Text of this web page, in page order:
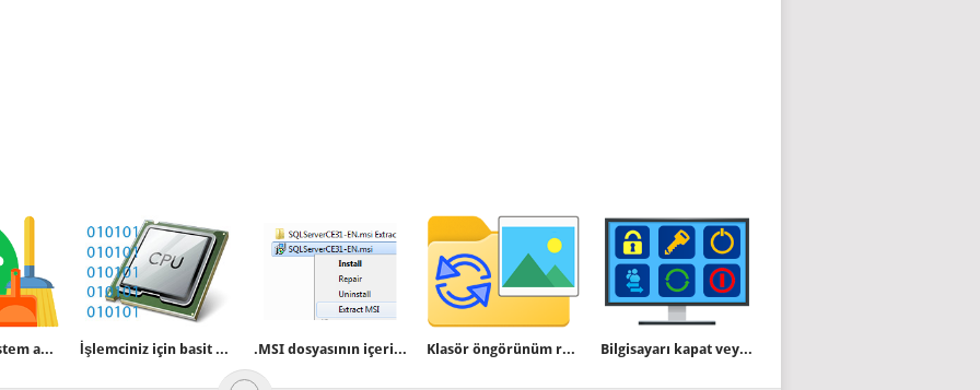
Spotify her sistem açılışında otomatik başlıyor İşlemciniz için basit bir Asal sayı testi .MSI dosyasının içeriğini alalım Klasör öngörünüm resmi nasıl değiştirilir Bilgisayarı kapat veya yeniden başlat kısayolu